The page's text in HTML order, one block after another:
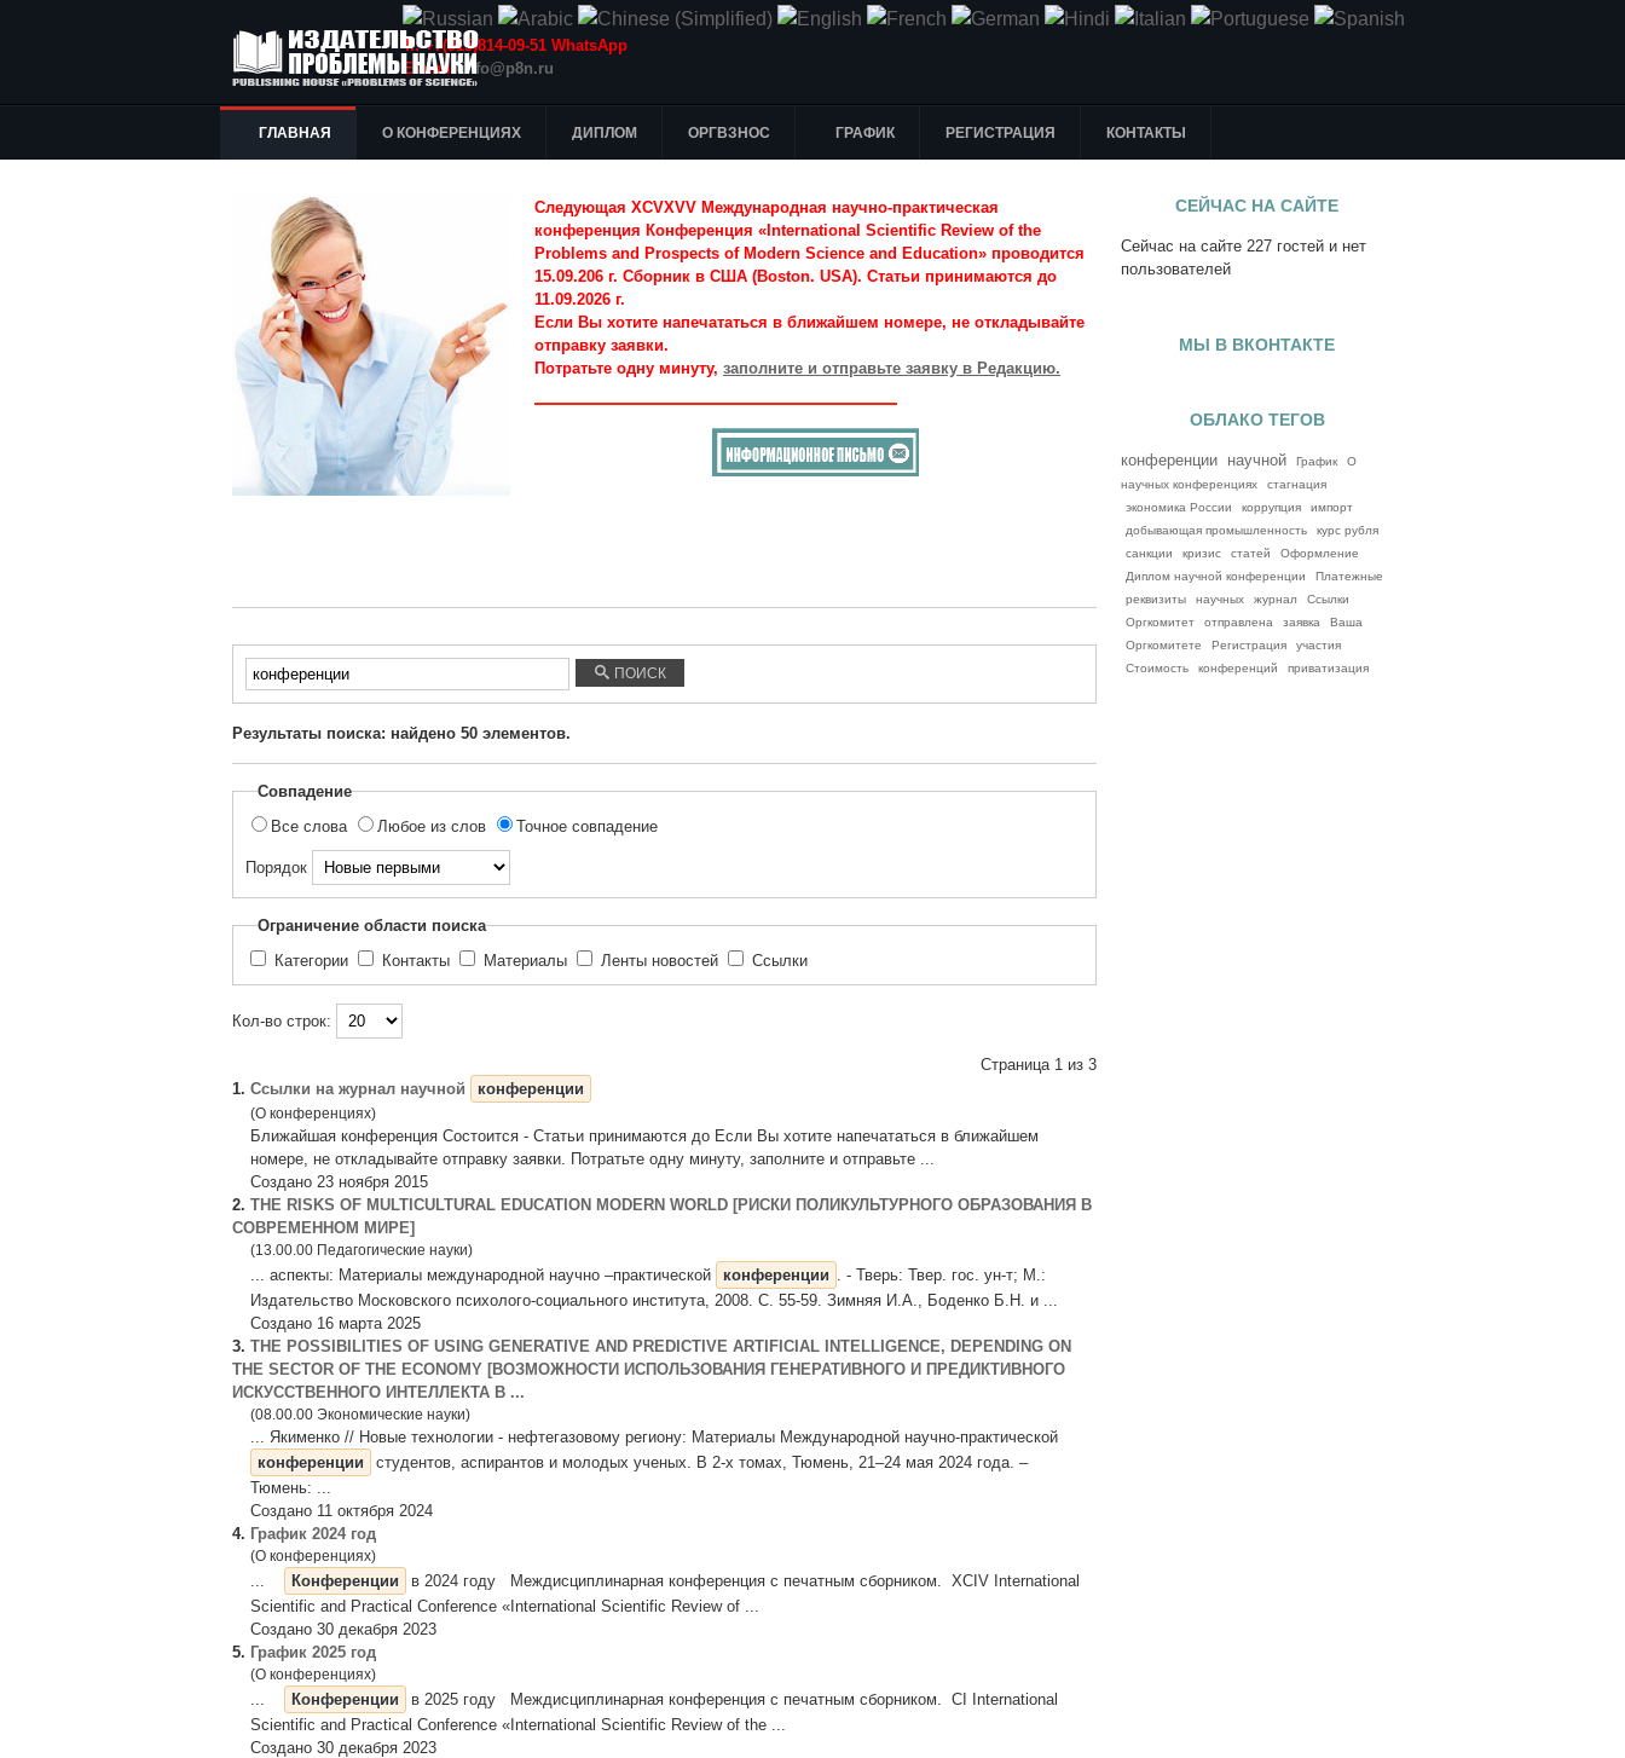
Т.: +7(915)814-09-51 WhatsApp
E-mail:info@p8n.ru
ГЛАВНАЯ О КОНФЕРЕНЦИЯХ ДИПЛОМ ОРГВЗНОС ГРАФИК РЕГИСТРАЦИЯ КОНТАКТЫ
Следующая XCVXVV Международная научно-практическая
конференция Конференция «International Scientific Review of the
Problems and Prospects of Modern Science and Education» проводится
15.09.206 г. Сборник в США (Boston. USA). Статьи принимаются до
11.09.2026 г.
Если Вы хотите напечататься в ближайшем номере, не откладывайте
отправку заявки.
Потратьте одну минуту, заполните и отправьте заявку в Редакцию.
Введите
текст
поиска...
ПОИСК
Результаты поиска: найдено 50 элементов.
Совпадение
Все слова
Любое из слов Точное совпадение
Порядок
Ограничение области поиска
Категории
Контакты Материалы Ленты новостей Ссылки
Кол-во строк:
Страница 1 из 3
1. Ссылки на журнал научной конференции
(О конференциях)
Ближайшая конференция Состоится - Статьи принимаются до Если Вы хотите напечататься в ближайшем
номере, не откладывайте отправку заявки. Потратьте одну минуту, заполните и отправьте ...
Создано 23 ноября 2015
2. THE RISKS OF MULTICULTURAL EDUCATION MODERN WORLD [РИСКИ ПОЛИКУЛЬТУРНОГО ОБРАЗОВАНИЯ В
СОВРЕМЕННОМ МИРЕ]
(13.00.00 Педагогические науки)
... аспекты: Материалы международной научно –практической конференции . - Тверь: Твер. гос. ун-т; М.:
Издательство Московского психолого-социального института, 2008. С. 55-59. Зимняя И.А., Боденко Б.Н. и ...
Создано 16 марта 2025
3. THE POSSIBILITIES OF USING GENERATIVE AND PREDICTIVE ARTIFICIAL INTELLIGENCE, DEPENDING ON
THE SECTOR OF THE ECONOMY [ВОЗМОЖНОСТИ ИСПОЛЬЗОВАНИЯ ГЕНЕРАТИВНОГО И ПРЕДИКТИВНОГО
ИСКУССТВЕННОГО ИНТЕЛЛЕКТА В ...
(08.00.00 Экономические науки)
... Якименко // Новые технологии - нефтегазовому региону: Материалы Международной научно-практической
конференции
студентов, аспирантов и молодых ученых. В 2-х томах, Тюмень, 21–24 мая 2024 года. –
Тюмень: ...
Создано 11 октября 2024
4. График 2024 год
(О конференциях)
... Конференции
в 2024 году Междисциплинарная конференция с печатным сборником. XCIV International
Scientific and Practical Conference «International Scientific Review of ...
Создано 30 декабря 2023
5. График 2025 год
(О конференциях)
... Конференции
в 2025 году Междисциплинарная конференция с печатным сборником. CI International
Scientific and Practical Conference «International Scientific Review of the ...
Создано 30 декабря 2023
СЕЙЧАС НА САЙТЕ
Сейчас на сайте 227 гостей и нет
пользователей
МЫ В ВКОНТАКТЕ
ОБЛАКО ТЕГОВ
конференции научной График
О
научных конференциях
стагнация
экономика России
коррупция
импорт
добывающая промышленность
курс рубля
санкции
кризис статей
Оформление
Диплом научной конференции
Платежные
реквизиты
научных журнал
Ссылки
Оргкомитет
отправлена заявка
Ваша
Оргкомитете
Регистрация
участия
Стоимость
конференций приватизация